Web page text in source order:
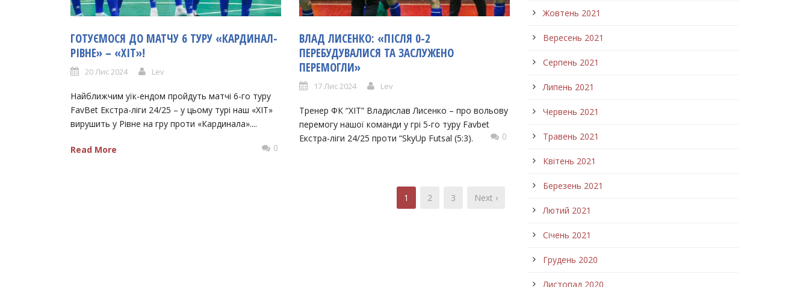
ГОТУЄМОСЯ ДО МАТЧУ 6 ТУРУ «КАРДИНАЛ-
РІВНЕ» – «ХІТ»!
20 Лис 2024 Lev
Найближчим уїк-ендом пройдуть матчі 6-го туру
FavBet Екстра-ліги 24/25 – у цьому турі наш «ХІТ»
вирушить у Рівне на гру проти «Кардинала»....
Read More 0
ВЛАД ЛИСЕНКО: «ПІСЛЯ 0-2
ПЕРЕБУДУВАЛИСЯ ТА ЗАСЛУЖЕНО
ПЕРЕМОГЛИ»
17 Лис 2024 Lev
Тренер ФК “ХІТ” Владислав Лисенко – про вольову
перемогу нашої команди у грі 5-го туру Favbet
Екстра-ліги 24/25 проти “SkyUp Futsal (5:3).
0
1 2 3 Next ›
Жовтень 2021
Вересень 2021
Серпень 2021
Липень 2021
Червень 2021
Травень 2021
Квітень 2021
Березень 2021
Лютий 2021
Січень 2021
Грудень 2020
Листопад 2020